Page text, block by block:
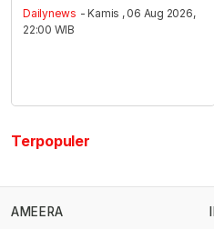
Dailynews - Kamis , 06 Aug 2026,
22:00 WIB
Terpopuler
AMEERA